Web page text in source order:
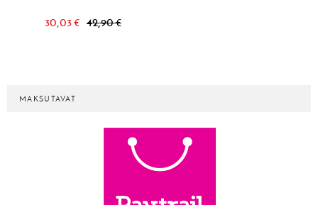
30,03 € 42,90 €
MAKSUTAVAT